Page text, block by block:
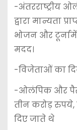
-अंतरराष्ट्रीय
द्वारा मान्यता
भोजन और
मदद।
-विजेताओं का
-ओलंपिक और
तीन करोड़
दिए जाते थे